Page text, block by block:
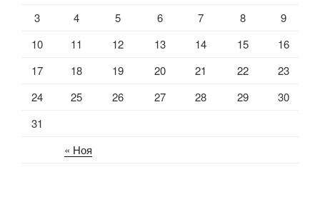
« Ноя
3
4 5 6 7 8
9
10
11 12 13 14 15
16
17
18 19 20 21 22
23
24
25 26 27 28 29
30
31